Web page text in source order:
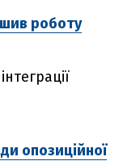
роботу
опозиційної